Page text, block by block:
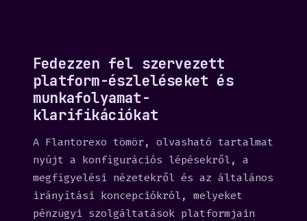
Fedezzen fel szervezett
platform-észleléseket és
munkafolyamat-
klarifikációkat
A Flantorexo tömör, olvasható tartalmat
nyújt a konfigurációs lépésekről, a
megfigyelési nézetekről és az általános
irányítási koncepciókról, melyeket
pénzügyi szolgáltatások platformjain